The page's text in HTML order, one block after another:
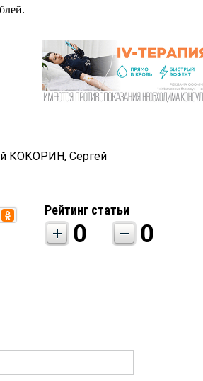
КОКОРИН, Сергей
Рейтинг статьи
0 0